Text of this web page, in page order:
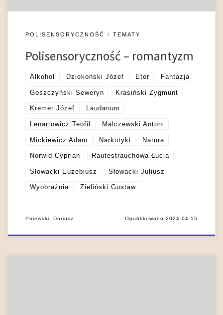
POLISENSORYCZNOŚĆ TEMATY
Polisensoryczność – romantyzm
Alkohol Dziekoński Józef Eter Fantazja
Goszczyński Seweryn Krasiński Zygmunt
Kremer Józef Laudanum
Lenartowicz Teofil Malczewski Antoni
Mickiewicz Adam Narkotyki Natura
Norwid Cyprian Rautestrauchowa Łucja
Słowacki Euzebiusz Słowacki Juliusz
Wyobraźnia Zieliński Gustaw
Pniewski, Dariusz Opublikowano2024-04-15